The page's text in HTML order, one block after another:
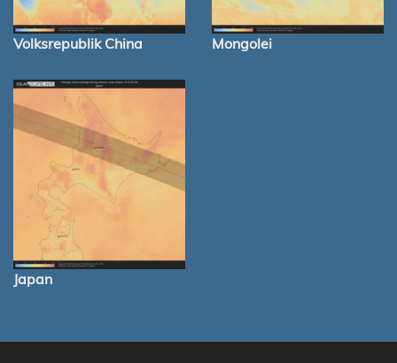
Volksrepublik China Mongolei
Japan